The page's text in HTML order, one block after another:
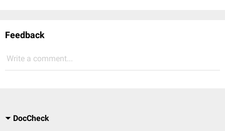
Feedback
Write a comment...
DocCheck